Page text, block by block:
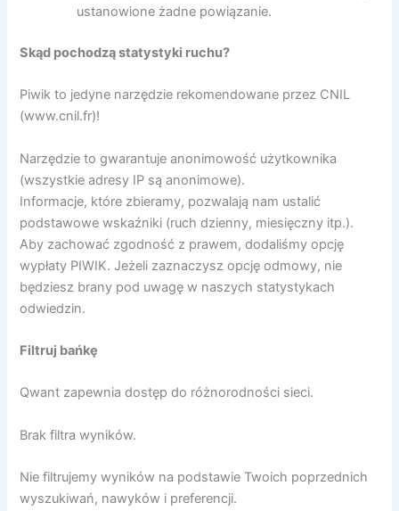
ustanowione żadne powiązanie.
Skąd pochodzą statystyki ruchu?
Piwik to jedyne narzędzie rekomendowane przez CNIL
(www.cnil.fr)!
Narzędzie to gwarantuje anonimowość użytkownika
(wszystkie adresy IP są anonimowe).
Informacje, które zbieramy, pozwalają nam ustalić
podstawowe wskaźniki (ruch dzienny, miesięczny itp.).
Aby zachować zgodność z prawem, dodaliśmy opcję
wypłaty PIWIK. Jeżeli zaznaczysz opcję odmowy, nie
będziesz brany pod uwagę w naszych statystykach
odwiedzin.
Filtruj bańkę
Qwant zapewnia dostęp do różnorodności sieci.
Brak filtra wyników.
Nie filtrujemy wyników na podstawie Twoich poprzednich
wyszukiwań, nawyków i preferencji.